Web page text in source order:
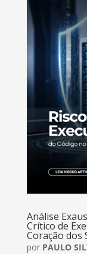
Análise
Crítico de
Coração dos
por PAULO